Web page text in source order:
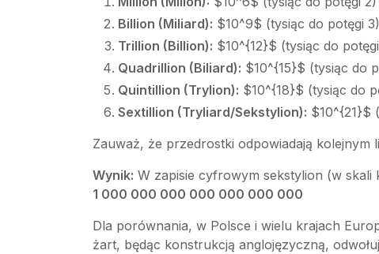
Billion (Miliard): $10^9$ (tysiąc do potęgi 3)
Trillion (Billion): $10^{12}$ (tysiąc do
Quadrillion (Biliard): $10^{15}$ (tysiąc do
Quintillion (Trylion): $10^{18}$ (tysiąc do
Sextillion (Tryliard/Sekstylion): $10^{21}$
Zauważ, że przedrostki odpowiadają kolejnym
Wynik: W zapisie cyfrowym sekstylion (w skali
1 000 000 000 000 000 000 000
Dla porównania, w Polsce i wielu krajach
żart, będąc konstrukcją anglojęzyczną,